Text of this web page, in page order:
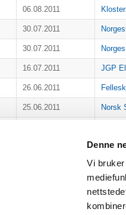
Denne
Vi
06.08.2011
30.07.2011
30.07.2011
16.07.2011 JGP
26.06.2011
25.06.2011 Norsk